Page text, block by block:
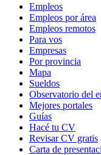
Empleos
Empleos por área
Empleos remotos
Para vos
Empresas
Por provincia
Mapa
Sueldos
Observatorio del
Mejores portales
Guías
Hacé tu CV
Revisar CV gratis
Carta de